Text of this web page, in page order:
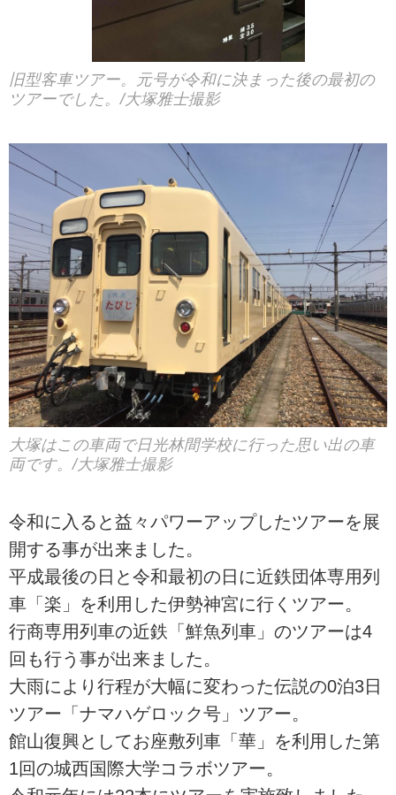
旧型客車ツアー。元号が令和に決まった後の最初の
ツアーでした。/大塚雅士撮影
大塚はこの車両で日光林間学校に行った思い出の車
両です。/大塚雅士撮影
令和に入ると益々パワーアップしたツアーを展
開する事が出来ました。
平成最後の日と令和最初の日に近鉄団体専用列
車「楽」を利用した伊勢神宮に行くツアー。
行商専用列車の近鉄「鮮魚列車」のツアーは4
回も行う事が出来ました。
大雨により行程が大幅に変わった伝説の0泊3日
ツアー「ナマハゲロック号」ツアー。
館山復興としてお座敷列車「華」を利用した第
1回の城西国際大学コラボツアー。